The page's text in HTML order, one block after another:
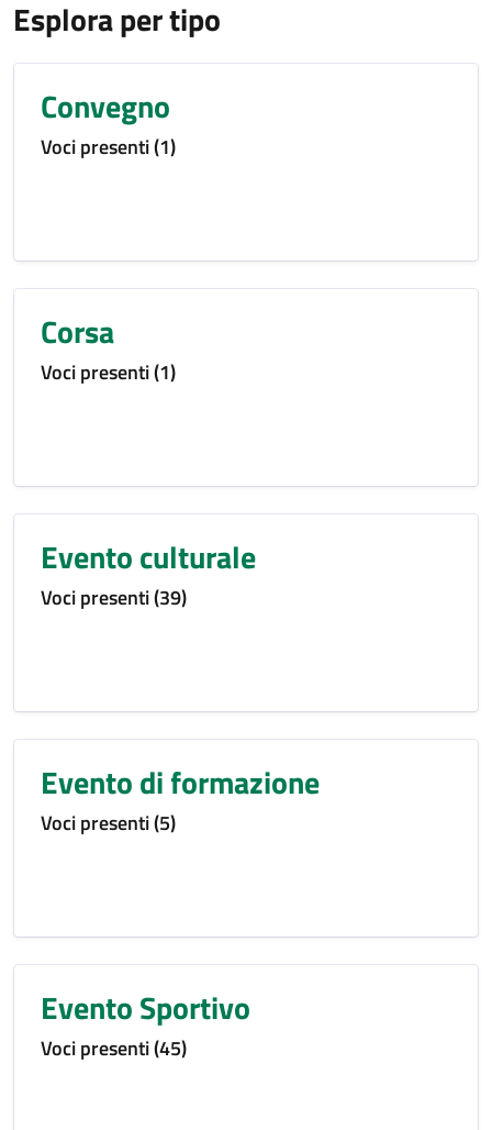
Esplora per tipo
Convegno
Voci presenti (1)
Corsa
Voci presenti (1)
Evento culturale
Voci presenti (39)
Evento di formazione
Voci presenti (5)
Evento Sportivo
Voci presenti (45)